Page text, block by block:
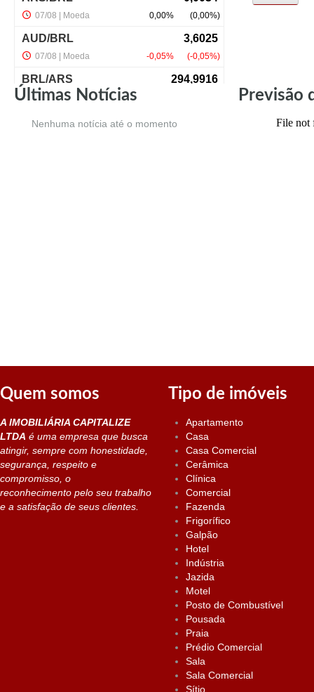
Últimas Notícias
Nenhuma notícia até o momento
Previsão
Quem somos
A IMOBILIÁRIA CAPITALIZE
LTDA é uma empresa que busca
atingir, sempre com honestidade,
segurança, respeito e
compromisso, o
reconhecimento pelo seu trabalho
e a satisfação de seus clientes.
Tipo de imóveis
Apartamento
Casa
Casa Comercial
Cerâmica
Clínica
Comercial
Fazenda
Frigorífico
Galpão
Hotel
Indústria
Jazida
Motel
Posto de Combustível
Pousada
Praia
Prédio Comercial
Sala
Sala Comercial
Sítio